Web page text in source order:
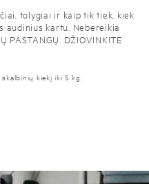
tolygiai ir kaip tik tiek, kiek
audinius kartu. Nebereikia
PASTANGŲ. DŽIOVINKITE
kiekį iki 5 kg.